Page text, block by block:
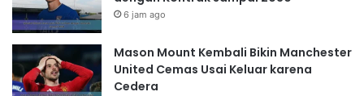
6 jam ago
Mason Mount Kembali Bikin Manchester
United Cemas Usai Keluar karena
Cedera